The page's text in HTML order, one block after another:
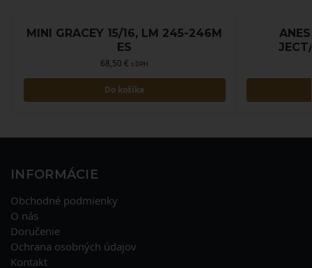
MINI GRACEY 15/16, LM 245-246M
ES
68,50€ s DPH
Do košíka
INFORMÁCIE
Obchodné podmienky
O nás
Doručenie
Ochrana osobných údajov
Kontakt